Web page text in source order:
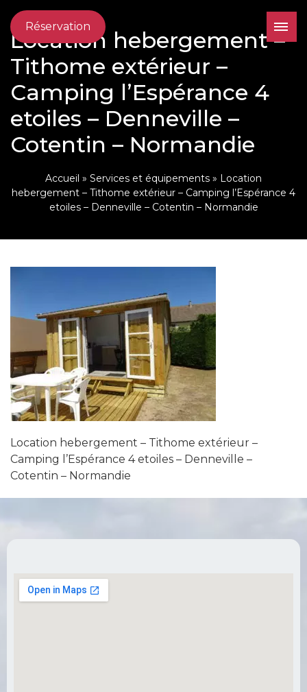
Réservation
Location hebergement –
Tithome extérieur –
Camping l’Espérance 4
etoiles – Denneville –
Cotentin – Normandie
Accueil » Services et équipements » Location
hebergement – Tithome extérieur – Camping l’Espérance 4
etoiles – Denneville – Cotentin – Normandie
Location hebergement – Tithome extérieur –
Camping l’Espérance 4 etoiles – Denneville –
Cotentin – Normandie